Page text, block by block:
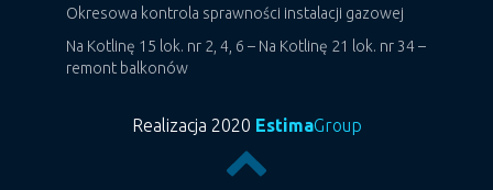
Okresowa kontrola sprawności instalacji gazowej
Na Kotlinę 15 lok. nr 2, 4, 6 – Na Kotlinę 21 lok. nr 34 –
remont balkonów
Realizacja 2020 EstimaGroup